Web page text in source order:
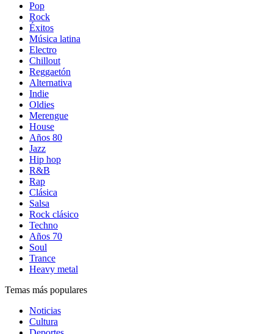
Pop
Rock
Éxitos
Música latina
Electro
Chillout
Reggaetón
Alternativa
Indie
Oldies
Merengue
House
Años 80
Jazz
Hip hop
R&B
Rap
Clásica
Salsa
Rock clásico
Techno
Años 70
Soul
Trance
Heavy metal
Temas más populares
Noticias
Cultura